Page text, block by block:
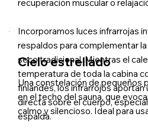
recuperación muscular o
Incorporamos luces infrarrojas
respaldos para complementar
seco tradicional. Mientras el
temperatura de toda la cabina
finlandés, los infrarrojos aportan
directa sobre el cuerpo,
espalda.
Cielo estrellado
Una constelación de pequeños
en el techo del sauna, que
calmo y silencioso. Ideal para